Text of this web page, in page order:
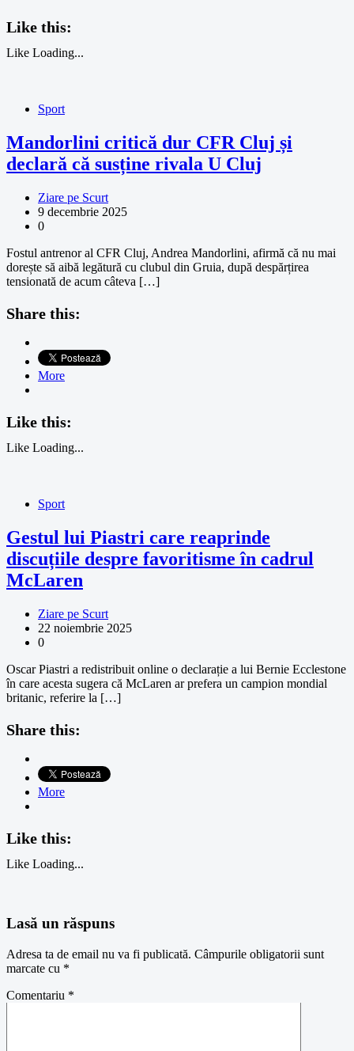
Like this:
Like Loading...
Sport
Mandorlini critică dur CFR Cluj și
declară că susține rivala U Cluj
Ziare pe Scurt
9 decembrie 2025
0
Fostul antrenor al CFR Cluj, Andrea Mandorlini, afirmă că nu mai
dorește să aibă legătură cu clubul din Gruia, după despărțirea
tensionată de acum câteva […]
Share this:
More
Like this:
Like Loading...
Sport
Gestul lui Piastri care reaprinde
discuțiile despre favoritisme în cadrul
McLaren
Ziare pe Scurt
22 noiembrie 2025
0
Oscar Piastri a redistribuit online o declarație a lui Bernie Ecclestone
în care acesta sugera că McLaren ar prefera un campion mondial
britanic, referire la […]
Share this:
More
Like this:
Like Loading...
Lasă un răspuns
Adresa ta de email nu va fi publicată. Câmpurile obligatorii sunt
marcate cu *
Comentariu *